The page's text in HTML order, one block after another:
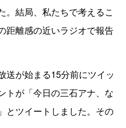
。結局、私たちで考えるこ
距離感の近いラジオで報告
が始まる15分前にツイッ
トが「今日の三石アナ、な
とツイートしました。その